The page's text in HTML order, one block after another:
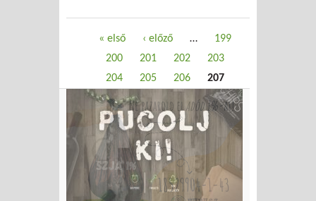
Oldalak« első ‹ előző …
199
200
201 202
203
204
205 206 207